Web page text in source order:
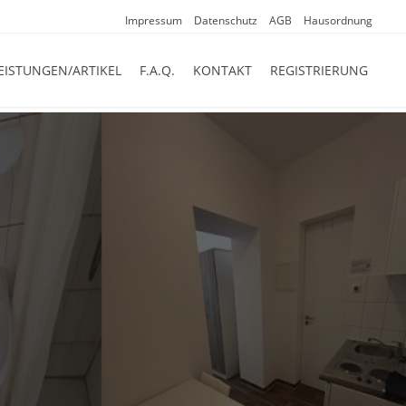
Impressum Datenschutz AGB Hausordnung
ARTIKEL F.A.Q. KONTAKT REGISTRIERUNG
bestehend aus:
absolut zentraler Lage zum besten
zu 100 Betten gebucht werden.